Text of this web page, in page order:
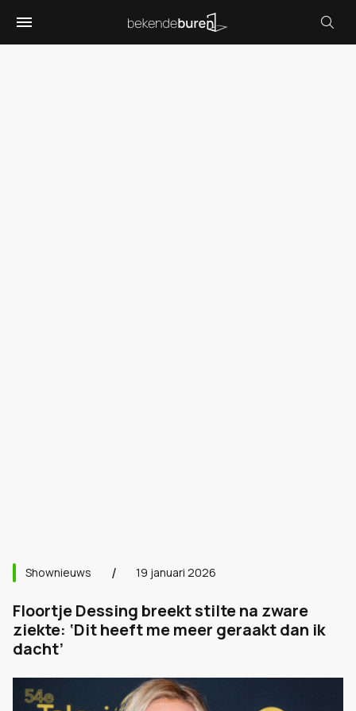
Shownieuws 19 januari 2026
Floortje Dessing breekt stilte na zware
ziekte: ‘Dit heeft me meer geraakt dan ik
dacht’